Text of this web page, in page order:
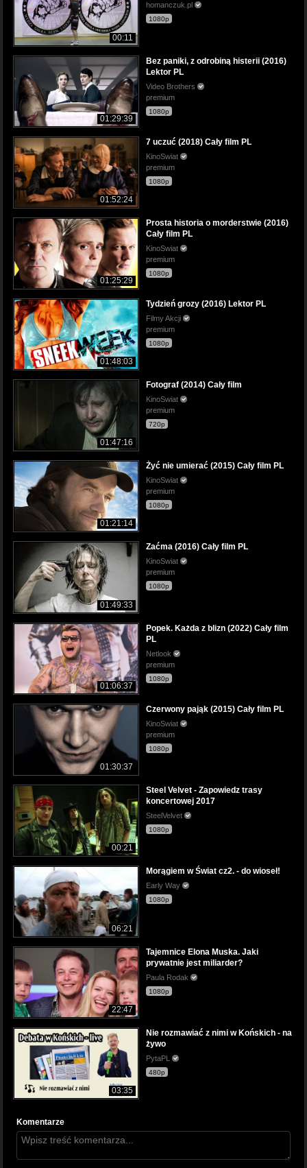
00:11
homanczuk.pl
1080p
01:29:39
Bez paniki, z odrobiną histerii (2016)
Lektor PL
Video Brothers
premium
1080p
01:52:24
7 uczuć (2018) Cały film PL
KinoSwiat
premium
1080p
01:25:29
Prosta historia o morderstwie (2016)
Cały film PL
KinoSwiat
premium
1080p
01:48:03
Tydzień grozy (2016) Lektor PL
Filmy Akcji
premium
1080p
01:47:16
Fotograf (2014) Cały film
KinoSwiat
premium
720p
01:21:14
Żyć nie umierać (2015) Cały film PL
KinoSwiat
premium
1080p
01:49:33
Zaćma (2016) Cały film PL
KinoSwiat
premium
1080p
01:06:37
Popek. Każda z blizn (2022) Cały film
PL
Netlook
premium
1080p
01:30:37
Czerwony pająk (2015) Cały film PL
KinoSwiat
premium
1080p
00:21
Steel Velvet - Zapowiedz trasy
koncertowej 2017
SteelVelvet
1080p
06:21
Morągiem w Świat cz2. - do wioseł!
Early Way
1080p
22:47
Tajemnice Elona Muska. Jaki
prywatnie jest miliarder?
Paula Rodak
1080p
03:35
Nie rozmawiać z nimi w Końskich - na
żywo
PytaPL
480p
Komentarze